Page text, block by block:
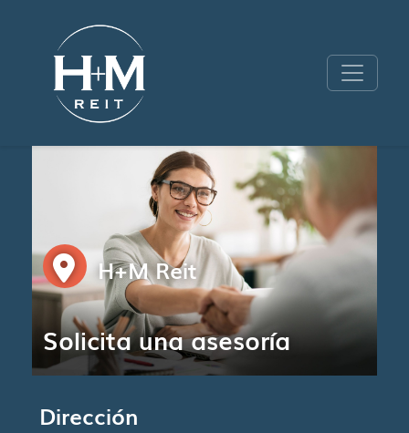
H+M Reit
Solicita una asesoría
Dirección